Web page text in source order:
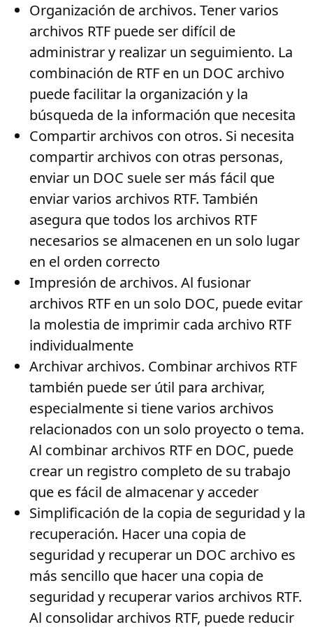
Organización de archivos. Tener varios
archivos RTF puede ser difícil de
administrar y realizar un seguimiento. La
combinación de RTF en un DOC archivo
puede facilitar la organización y la
búsqueda de la información que necesita
Compartir archivos con otros. Si necesita
compartir archivos con otras personas,
enviar un DOC suele ser más fácil que
enviar varios archivos RTF. También
asegura que todos los archivos RTF
necesarios se almacenen en un solo lugar
en el orden correcto
Impresión de archivos. Al fusionar
archivos RTF en un solo DOC, puede evitar
la molestia de imprimir cada archivo RTF
individualmente
Archivar archivos. Combinar archivos RTF
también puede ser útil para archivar,
especialmente si tiene varios archivos
relacionados con un solo proyecto o tema.
Al combinar archivos RTF en DOC, puede
crear un registro completo de su trabajo
que es fácil de almacenar y acceder
Simplificación de la copia de seguridad y la
recuperación. Hacer una copia de
seguridad y recuperar un DOC archivo es
más sencillo que hacer una copia de
seguridad y recuperar varios archivos RTF.
Al consolidar archivos RTF, puede reducir